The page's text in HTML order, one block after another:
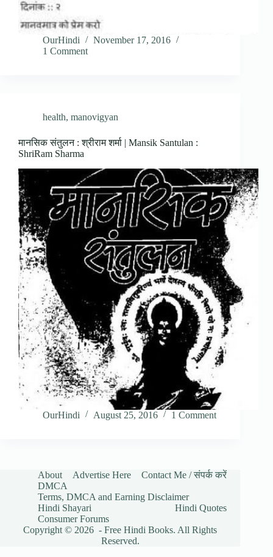
OurHindi
November 17, 2016
1 Comment
health, manovigyan
मानसिक संतुलन : श्रीराम शर्मा | Mansik Santulan :
ShriRam Sharma
OurHindi August 25, 2016 1 Comment
About Advertise Here
Contact Me / संपर्क करें
DMCA
Terms, DMCA and Earning Disclaimer
Hindi Shayari
Hindi Quotes
Consumer Forums
Copyright © 2026 - Free Hindi Books. All Rights
Reserved.